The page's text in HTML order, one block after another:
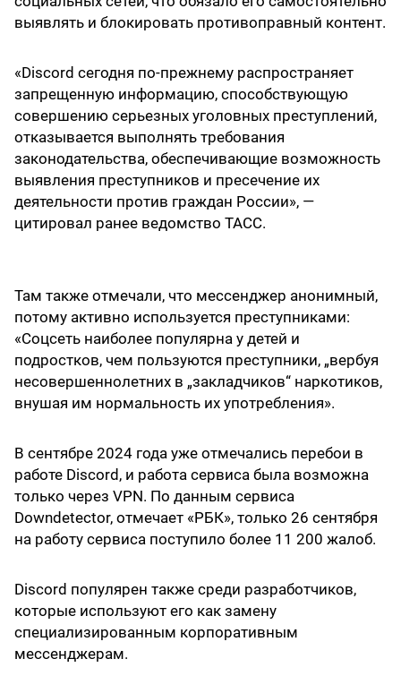
выявлять и блокировать противоправный контент.
«Discord сегодня по-прежнему распространяет
запрещенную информацию, способствующую
совершению серьезных уголовных преступлений,
отказывается выполнять требования
законодательства, обеспечивающие возможность
выявления преступников и пресечение их
деятельности против граждан России», —
цитировал ранее ведомство ТАСС.
Там также отмечали, что мессенджер анонимный,
потому активно используется преступниками:
«Соцсеть наиболее популярна у детей и
подростков, чем пользуются преступники, „вербуя
несовершеннолетних в „закладчиков“ наркотиков,
внушая им нормальность их употребления».
В сентябре 2024 года уже отмечались перебои в
работе Discord, и работа сервиса была возможна
только через VPN. По данным сервиса
Downdetector, отмечает «РБК», только 26 сентября
на работу сервиса поступило более 11 200 жалоб.
Discord популярен также среди разработчиков,
которые используют его как замену
специализированным корпоративным
мессенджерам.